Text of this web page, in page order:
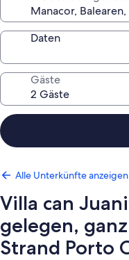
Daten
Gäste
Alle Unterkünfte anzeigen
Villa can
gelegen,
Strand Porto